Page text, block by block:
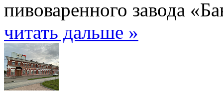
пивоваренного завода
читать дальше »